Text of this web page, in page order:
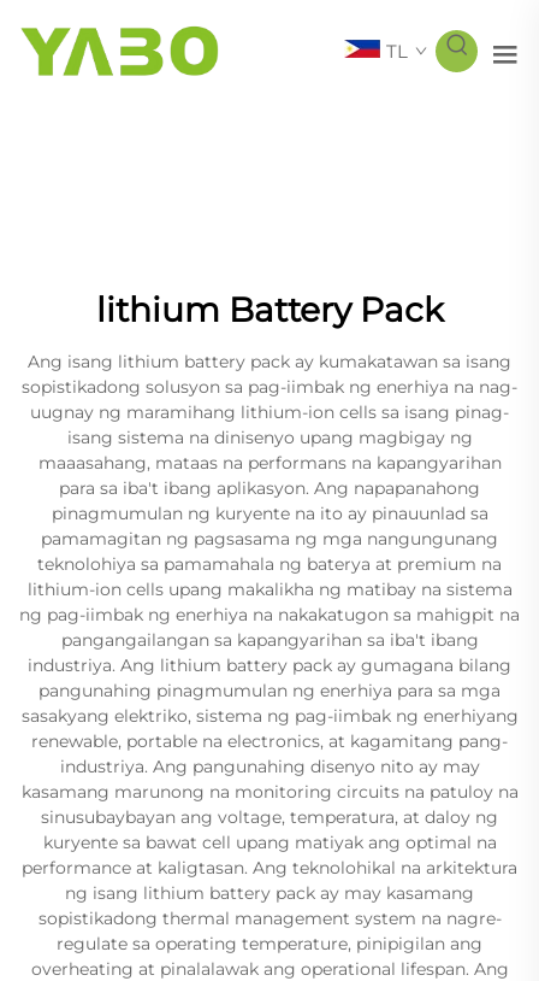
TL
lithium Battery Pack
Ang isang lithium battery pack ay kumakatawan sa isang
sopistikadong solusyon sa pag-iimbak ng enerhiya na nag-
uugnay ng maramihang lithium-ion cells sa isang pinag-
isang sistema na dinisenyo upang magbigay ng
maaasahang, mataas na performans na kapangyarihan
para sa iba't ibang aplikasyon. Ang napapanahong
pinagmumulan ng kuryente na ito ay pinauunlad sa
pamamagitan ng pagsasama ng mga nangungunang
teknolohiya sa pamamahala ng baterya at premium na
lithium-ion cells upang makalikha ng matibay na sistema
ng pag-iimbak ng enerhiya na nakakatugon sa mahigpit na
pangangailangan sa kapangyarihan sa iba't ibang
industriya. Ang lithium battery pack ay gumagana bilang
pangunahing pinagmumulan ng enerhiya para sa mga
sasakyang elektriko, sistema ng pag-iimbak ng enerhiyang
renewable, portable na electronics, at kagamitang pang-
industriya. Ang pangunahing disenyo nito ay may
kasamang marunong na monitoring circuits na patuloy na
sinusubaybayan ang voltage, temperatura, at daloy ng
kuryente sa bawat cell upang matiyak ang optimal na
performance at kaligtasan. Ang teknolohikal na arkitektura
ng isang lithium battery pack ay may kasamang
sopistikadong thermal management system na nagre-
regulate sa operating temperature, pinipigilan ang
overheating at pinalalawak ang operational lifespan. Ang